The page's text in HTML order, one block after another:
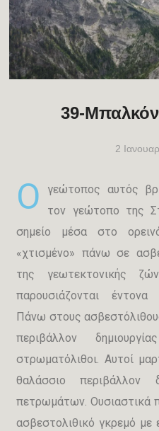
39-
2
Ο
γεώτοπος αυτός
τον γεώτοπο της
σημείο μέσα στο
«χτισμένο» πάνω σε
της γεωτεκτονικής
παρουσιάζονται έντονα
Πάνω στους
περιβάλλον
στρωματόλιθοι. Αυτοί
θαλάσσιο περιβάλλον
πετρωμάτων. Ουσιαστικά
ασβεστολιθικό γκρεμό